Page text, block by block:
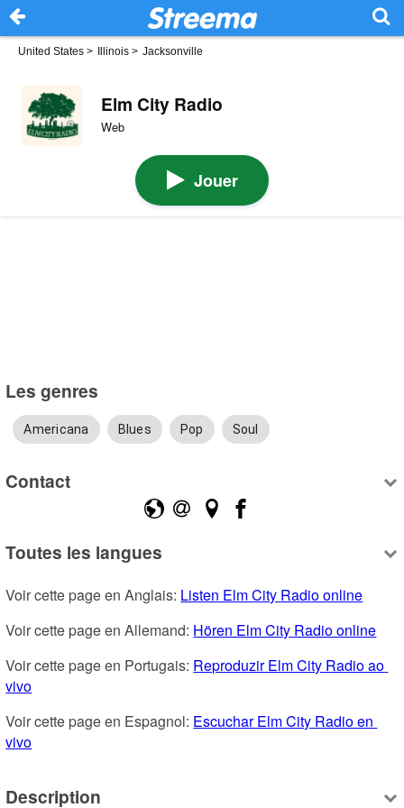
United States > Illinois > Jacksonville
Elm City Radio
Web
Jouer
Les genres
Americana Blues Pop Soul
Contact
Toutes les langues
Voir cette page en Anglais: Listen Elm City Radio online
Voir cette page en Allemand: Hören Elm City Radio online
Voir cette page en Portugais: Reproduzir Elm City Radio ao
vivo
Voir cette page en Espagnol: Escuchar Elm City Radio en
vivo
Description